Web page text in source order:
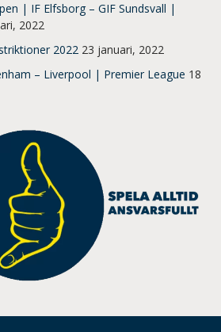
| IF Elfsborg – GIF Sundsvall |
2022
2022 23 januari, 2022
– Liverpool | Premier League 18